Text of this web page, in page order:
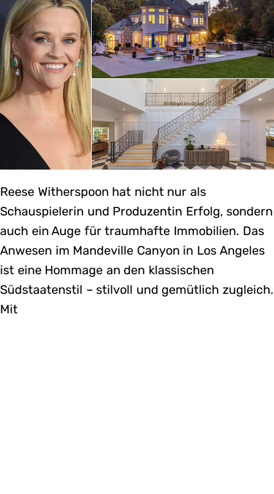
Reese Witherspoon hat nicht nur als
Schauspielerin und Produzentin Erfolg, sondern
auch ein Auge für traumhafte Immobilien. Das
Anwesen im Mandeville Canyon in Los Angeles
ist eine Hommage an den klassischen
Südstaatenstil – stilvoll und gemütlich zugleich.
Mit